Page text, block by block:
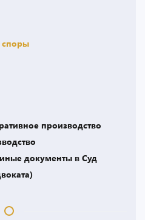
споры
производство
документы в Суд